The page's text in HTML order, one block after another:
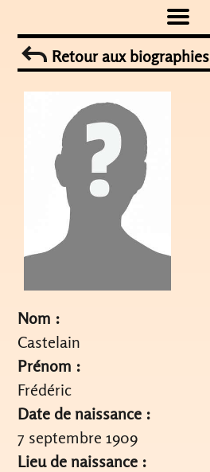
to
contentRetour aux biographies
Nom :
Castelain
Prénom :
Frédéric
Date de naissance :
7 septembre 1909
Lieu de naissance :